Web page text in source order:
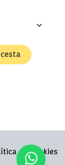
de cookies